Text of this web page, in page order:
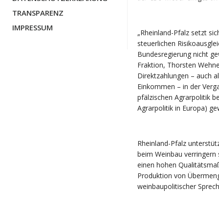
TRANSPARENZ
IMPRESSUM
„Rheinland-Pfalz setzt
steuerlichen
Bundesregierung nicht
Fraktion, Thorsten
Direktzahlungen – auch
Einkommen – in der
pfälzischen Agrarpolitik
Agrarpolitik in Europa)
Rheinland-Pfalz
beim Weinbau verringern
einen hohen
Produktion von
weinbaupolitischer